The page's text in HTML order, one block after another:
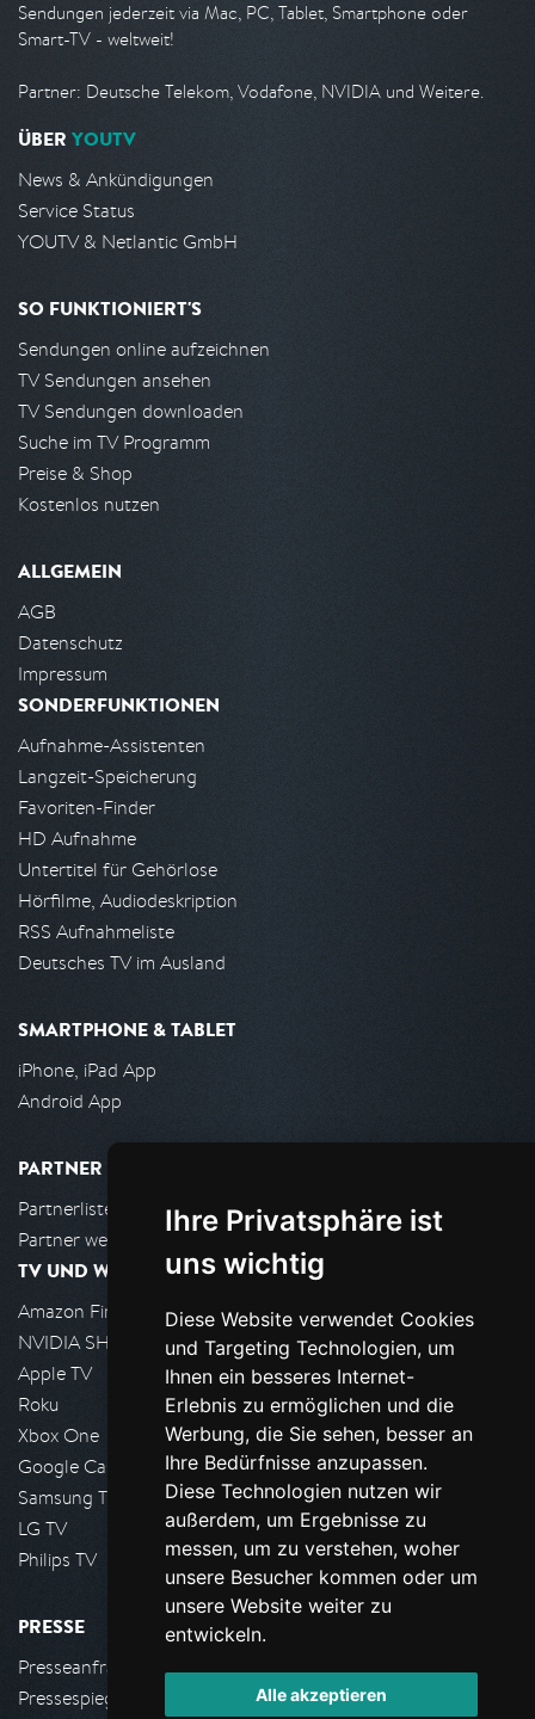
Ihre Privatsphäre ist
uns wichtig
Diese Website verwendet Cookies
und Targeting Technologien, um
Ihnen ein besseres Internet-
Erlebnis zu ermöglichen und die
Werbung, die Sie sehen, besser an
Ihre Bedürfnisse anzupassen.
Diese Technologien nutzen wir
außerdem, um Ergebnisse zu
messen, um zu verstehen, woher
unsere Besucher kommen oder um
unsere Website weiter zu
entwickeln.
Alle akzeptieren
Sendungen jederzeit via Mac, PC, Tablet, Smartphone oder
Smart-TV - weltweit!
Partner: Deutsche Telekom, Vodafone, NVIDIA und Weitere.
ÜBER YOUTV
News & Ankündigungen
Service Status
YOUTV & Netlantic GmbH
SO FUNKTIONIERT'S
Sendungen online aufzeichnen
TV Sendungen ansehen
TV Sendungen downloaden
Suche im TV Programm
Preise & Shop
Kostenlos nutzen
ALLGEMEIN
AGB
Datenschutz
Impressum
SONDERFUNKTIONEN
Aufnahme-Assistenten
Langzeit-Speicherung
Favoriten-Finder
HD Aufnahme
Untertitel für Gehörlose
Hörfilme, Audiodeskription
RSS Aufnahmeliste
Deutsches TV im Ausland
SMARTPHONE & TABLET
iPhone, iPad App
Android App
PARTNER
Partnerliste
Partner werden
TV UND WOHNZIMMER
Amazon FireTV
NVIDIA SHIELD, Google TV
Apple TV
Roku
Xbox One
Google Cast
Samsung TV
LG TV
Philips TV
PRESSE
Presseanfrage stellen
Pressespiegel